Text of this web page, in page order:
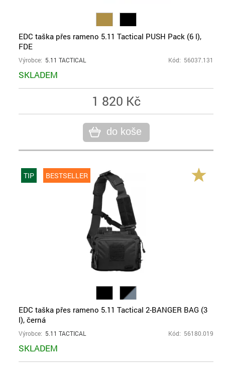
EDC taška přes rameno 5.11 Tactical PUSH Pack (6 l),
FDE
Výrobce: 5.11 TACTICAL Kód: 56037.131
SKLADEM
1 820 Kč
do koše
TIP BESTSELLER
EDC taška přes rameno 5.11 Tactical 2-BANGER BAG (3
l), černá
Výrobce: 5.11 TACTICAL Kód: 56180.019
SKLADEM